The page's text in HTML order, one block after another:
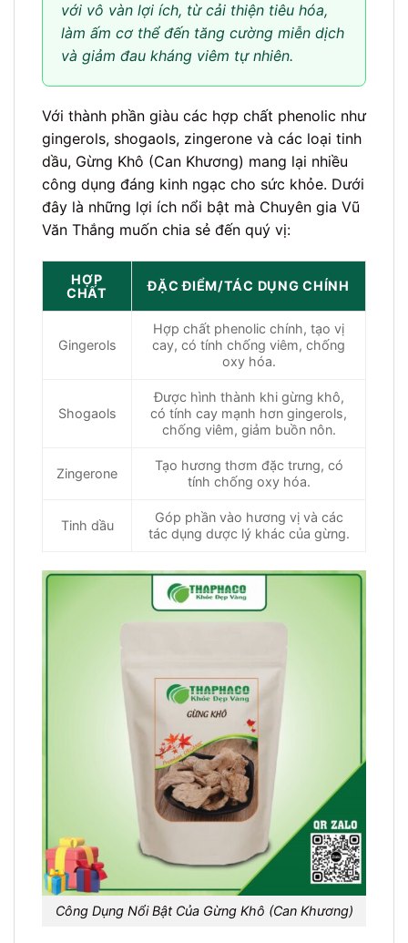
với vô vàn lợi ích, từ cải thiện tiêu hóa,
làm ấm cơ thể đến tăng cường miễn dịch
và giảm đau kháng viêm tự nhiên.
Với thành phần giàu các hợp chất phenolic như
gingerols, shogaols, zingerone và các loại tinh
dầu, Gừng Khô (Can Khương) mang lại nhiều
công dụng đáng kinh ngạc cho sức khỏe. Dưới
đây là những lợi ích nổi bật mà Chuyên gia Vũ
Văn Thắng muốn chia sẻ đến quý vị:
HỢP
CHẤT
ĐẶC ĐIỂM/TÁC DỤNG CHÍNH
Gingerols
Hợp chất phenolic chính, tạo vị
cay, có tính chống viêm, chống
oxy hóa.
Shogaols
Được hình thành khi gừng khô,
có tính cay mạnh hơn gingerols,
chống viêm, giảm buồn nôn.
Zingerone
Tạo hương thơm đặc trưng, có
tính chống oxy hóa.
Tinh dầu
Góp phần vào hương vị và các
tác dụng dược lý khác của gừng.
Công Dụng Nổi Bật Của Gừng Khô (Can Khương)